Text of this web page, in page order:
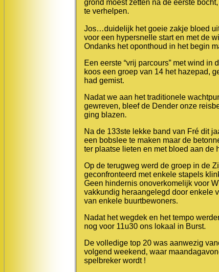
grond moest zetten na de eerste
te verhelpen.
Jos…duidelijk het goeie zakje bloed
voor een hypersnelle start en met de
Ondanks het oponthoud in het begin
Een eerste “vrij parcours” met wind
koos een groep van 14 het hazepad,
had gemist.
Nadat we aan het traditionele
gewreven, bleef de Dender onze
ging blazen.
Na de 133ste lekke band van Fré dit
een bobslee te maken maar de
ter plaatse lieten en met bloed aan de
Op de terugweg werd de groep in de
geconfronteerd met enkele stapels
Geen hindernis onoverkomelijk voor
vakkundig heraangelegd door enkele
van enkele buurtbewoners.
Nadat het wegdek en het tempo
nog voor 11u30 ons lokaal in Burst.
De volledige top 20 was aanwezig
volgend weekend, waar
spelbreker wordt !